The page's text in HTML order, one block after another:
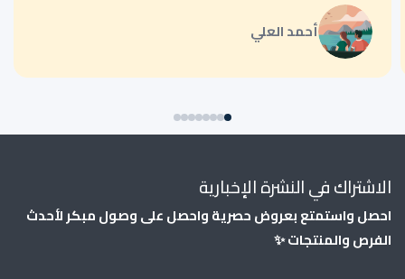
أحمد العلي
الاشتراك في النشرة الإخبارية
احصل واستمتع بعروض حصرية واحصل على وصول مبكر لأحدث
الفرص والمنتجات ✨